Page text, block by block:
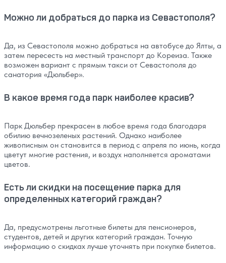
Можно ли добраться до парка из Севастополя?
Да, из Севастополя можно добраться на автобусе до Ялты, а
затем пересесть на местный транспорт до Кореиза. Также
возможен вариант с прямым такси от Севастополя до
санатория «Дюльбер».
В какое время года парк наиболее красив?
Парк Дюльбер прекрасен в любое время года благодаря
обилию вечнозеленых растений. Однако наиболее
живописным он становится в период с апреля по июнь, когда
цветут многие растения, и воздух наполняется ароматами
цветов.
Есть ли скидки на посещение парка для
определенных категорий граждан?
Да, предусмотрены льготные билеты для пенсионеров,
студентов, детей и других категорий граждан. Точную
информацию о скидках лучше уточнять при покупке билетов.